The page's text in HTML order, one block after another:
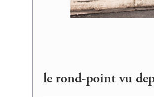
le rond-point vu